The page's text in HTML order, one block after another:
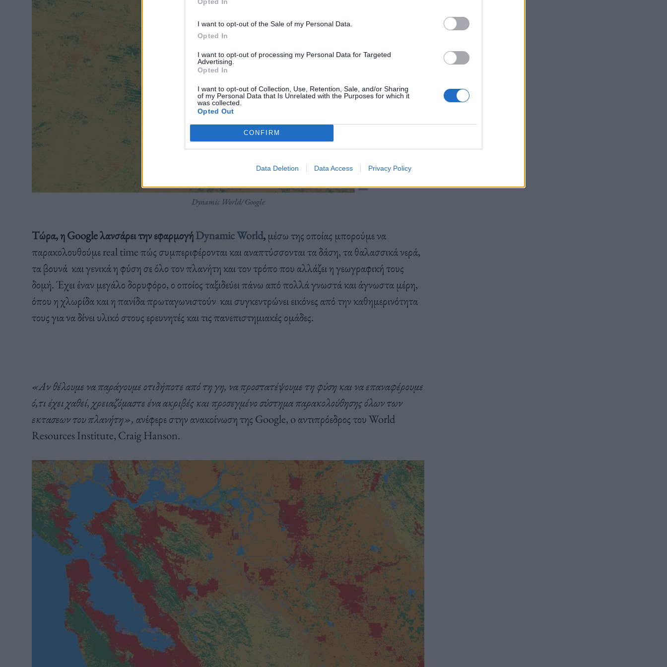
I want to opt-out of the Sale of my Personal Data.
Opted In
I want to opt-out of processing my Personal Data for Targeted
Advertising.
Opted In
I want to opt-out of Collection, Use, Retention, Sale, and/or Sharing
of my Personal Data that Is Unrelated with the Purposes for which it
was collected.
Opted Out
CONFIRM
Data Deletion Data Access Privacy Policy
Dynamic World/ Google
Τώρα, η Google λανσάρει την εφαρμογήDynamic World,μέσω της οποίας μπορούμε να
παρακολουθούμε real time πώς συμπεριφέρονται και αναπτύσσονται τα δάση, τα θαλασσικά νερά,
τα βουνά και γενικά η φύση σε όλο τον πλανήτη και τον τρόπο που αλλάζει η γεωγραφική τους
δομή. Έχει έναν μεγάλο δορυφόρο, ο οποίος ταξιδεύει πάνω από πολλά γνωστά και άγνωστα μέρη,
όπου η χλωρίδα και η πανίδα πρωταγωνιστούν και συγκεντρώνει εικόνες από την καθημερινότητα
τους για να δίνει υλικό στους ερευνητές και τις πανεπιστημιακές ομάδες.
«Αν θέλουμε να παράγουμε οτιδήποτε από τη γη, να προστατέψουμε τη φύση και να επαναφέρουμε
ό,τι έχει χαθεί, χρειαζόμαστε ένα ακριβές και προσεγμένο σύστημα παρακολούθησης όλων των
εκτασεων του πλανήτη», ανέφερε στην ανακοίνωση της Google, o αντιπρόεδρος του World
Resources Institute, Craig Hanson.